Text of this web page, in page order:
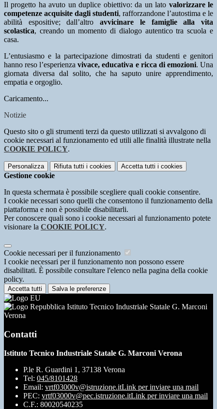
Il progetto ha avuto un duplice obiettivo: da un lato valorizzare le
competenze acquisite dagli studenti, rafforzandone l’autostima e le
abilità espositive; dall’altroavvicinare le famiglie alla vita
scolastica, creando un momento di dialogo autentico tra scuola e
casa.
L’entusiasmo e la partecipazione dimostrati da studenti e genitori
hanno reso l’esperienzavivace, educativa e ricca di emozioni. Una
giornata diversa dal solito, che ha saputo unire apprendimento,
empatia e orgoglio.
Caricamento...
Notizie
Questo sito o gli strumenti terzi da questo utilizzati si avvalgono di
cookie necessari al funzionamento ed utili alle finalità illustrate nella
COOKIE POLICY.
Personalizza Rifiuta tutti i cookies Accetta tutti i cookies
Gestione cookie
In questa schermata è possibile scegliere quali cookie consentire.
I cookie necessari sono quelli che consentono il funzionamento della
piattaforma e non è possibile disabilitarli.
Per conoscere quali sono i cookie necessari al funzionamento potete
visionare la COOKIE POLICY.
Cookie necessari per il funzionamento
I cookie necessari per il funzionamento non possono essere
disabilitati. È possibile consultare l'elenco nella pagina della cookie
policy.
Accetta tutti Salva le preferenze
Istituto Tecnico Industriale Statale G. Marconi
Verona
Contatti
Istituto Tecnico Industriale Statale G. Marconi Verona
P.le R. Guardini 1, 37138 Verona
Tel: 045/8101428
Email: vrtf03000v@istruzione.itLink per inviare una mail
PEC: vrtf03000v@pec.istruzione.itLink per inviare una mail
C.F.: 80020540235